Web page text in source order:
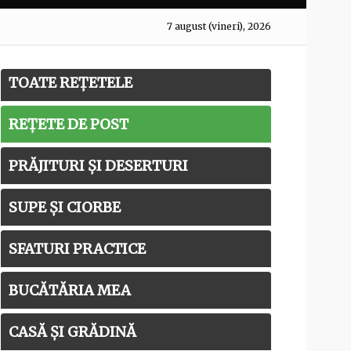
7 august (vineri), 2026
TOATE REȚETELE
REȚETE DE POST
PRĂJITURI ȘI DESERTURI
SUPE ȘI CIORBE
SFATURI PRACTICE
BUCĂTĂRIA MEA
CASĂ ȘI GRĂDINĂ